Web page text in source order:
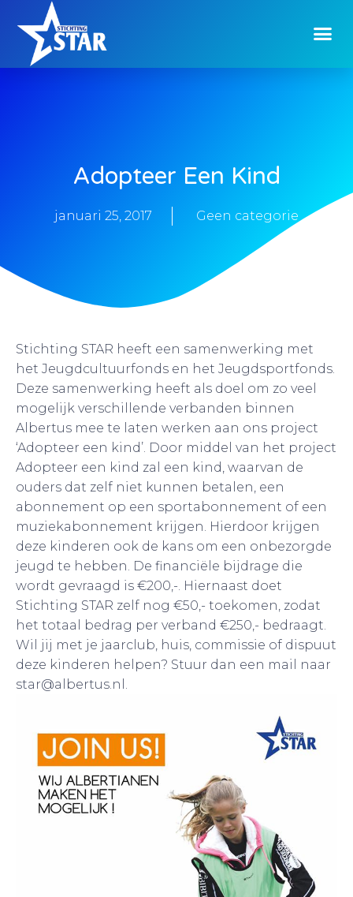
Adopteer Een Kind
januari 25, 2017 Geen categorie
Stichting STAR heeft een samenwerking met
het Jeugdcultuurfonds en het Jeugdsportfonds.
Deze samenwerking heeft als doel om zo veel
mogelijk verschillende verbanden binnen
Albertus mee te laten werken aan ons project
‘Adopteer een kind’. Door middel van het project
Adopteer een kind zal een kind, waarvan de
ouders dat zelf niet kunnen betalen, een
abonnement op een sportabonnement of een
muziekabonnement krijgen. Hierdoor krijgen
deze kinderen ook de kans om een onbezorgde
jeugd te hebben. De financiële bijdrage die
wordt gevraagd is €200,-. Hiernaast doet
Stichting STAR zelf nog €50,- toekomen, zodat
het totaal bedrag per verband €250,- bedraagt.
Wil jij met je jaarclub, huis, commissie of dispuut
deze kinderen helpen? Stuur dan een mail naar
star@albertus.nl.